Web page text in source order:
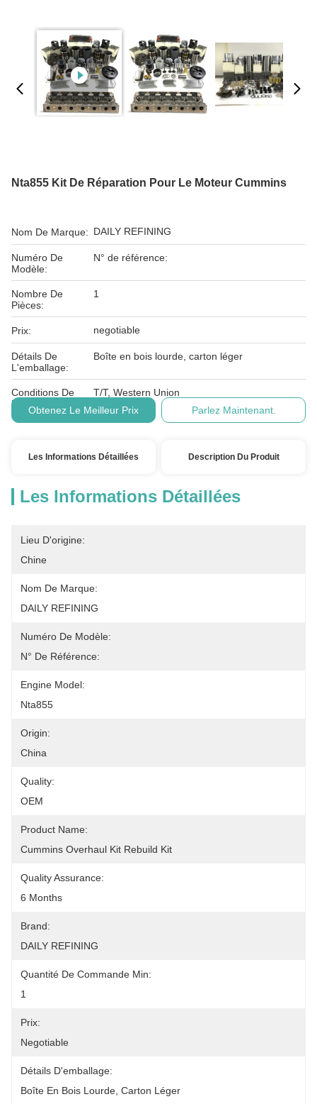
Nta855 Kit De Réparation Pour Le Moteur Cummins
Nom De Marque: DAILY REFINING
Numéro De
Modèle:
N° de référence:
Nombre De
Pièces:
1
Prix: negotiable
Détails De
L'emballage:
Boîte en bois lourde, carton léger
Conditions De
Paiement:
T/T, Western Union
Obtenez Le Meilleur Prix
Parlez Maintenant.
Les Informations Détaillées Description Du Produit
Les Informations Détaillées
Lieu D'origine:
Chine
Nom De Marque:
DAILY REFINING
Numéro De Modèle:
N° De Référence:
Engine Model:
Nta855
Origin:
China
Quality:
OEM
Product Name:
Cummins Overhaul Kit Rebuild Kit
Quality Assurance:
6 Months
Brand:
DAILY REFINING
Quantité De Commande Min:
1
Prix:
Negotiable
Détails D'emballage:
Boîte En Bois Lourde, Carton Léger